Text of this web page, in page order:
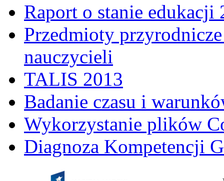
Raport o stanie edukacji
Przedmioty
nauczycieli
TALIS 2013
Badanie czasu i
Wykorzystanie plików
Diagnoza Kompetencji